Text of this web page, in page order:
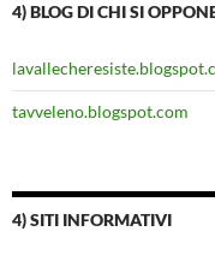
4) BLOG DI CHI SI
tavveleno.blogspot.com
4) SITI INFORMATIVI